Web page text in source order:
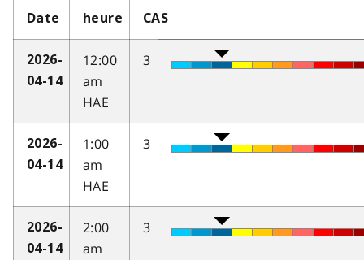
Date heure CAS
2026-
04-14
12:00
am
HAE
3
2026-
04-14
1:00
am
HAE
3
2026-
04-14
2:00
am
3